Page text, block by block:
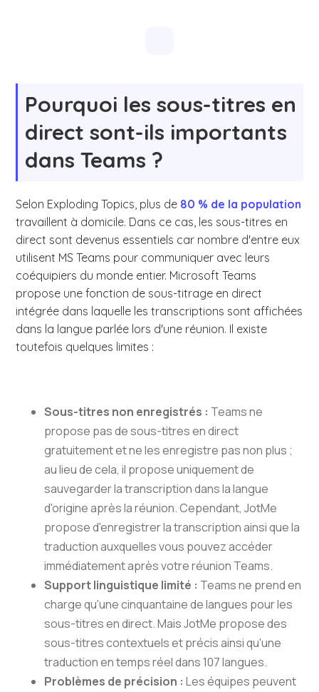
Pourquoi les sous-titres en
direct sont-ils importants
dans Teams ?
Selon Exploding Topics, plus de 80 % de la population
travaillent à domicile. Dans ce cas, les sous-titres en
direct sont devenus essentiels car nombre d'entre eux
utilisent MS Teams pour communiquer avec leurs
coéquipiers du monde entier. Microsoft Teams
propose une fonction de sous-titrage en direct
intégrée dans laquelle les transcriptions sont affichées
dans la langue parlée lors d'une réunion. Il existe
toutefois quelques limites :
Sous-titres non enregistrés : Teams ne
propose pas de sous-titres en direct
gratuitement et ne les enregistre pas non plus ;
au lieu de cela, il propose uniquement de
sauvegarder la transcription dans la langue
d'origine après la réunion. Cependant, JotMe
propose d'enregistrer la transcription ainsi que la
traduction auxquelles vous pouvez accéder
immédiatement après votre réunion Teams.
Support linguistique limité : Teams ne prend en
charge qu'une cinquantaine de langues pour les
sous-titres en direct. Mais JotMe propose des
sous-titres contextuels et précis ainsi qu'une
traduction en temps réel dans 107 langues.
Problèmes de précision :Les équipes peuvent